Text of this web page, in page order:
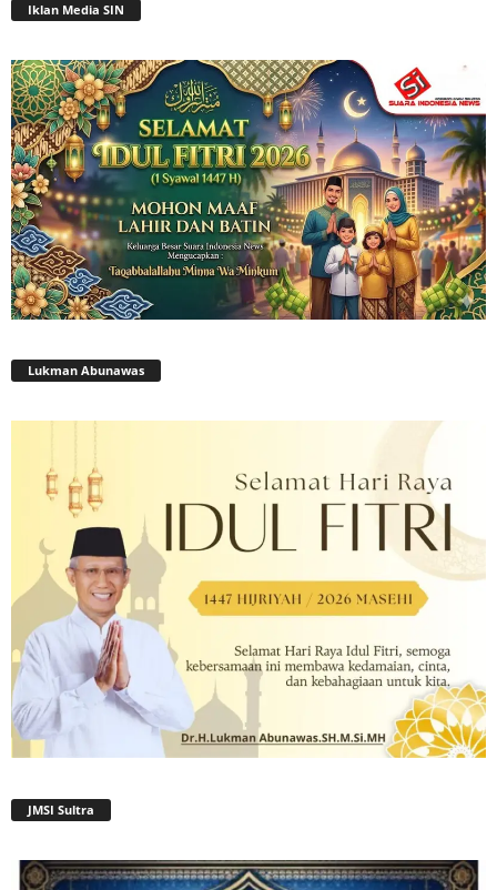
Iklan Media SIN
Lukman Abunawas
JMSI Sultra